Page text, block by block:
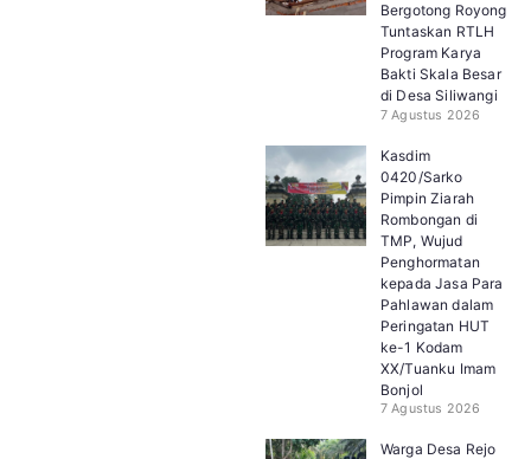
Bergotong Royong
Tuntaskan RTLH
Program Karya
Bakti Skala Besar
di Desa Siliwangi
7 Agustus 2026
Kasdim
0420/Sarko
Pimpin Ziarah
Rombongan di
TMP, Wujud
Penghormatan
kepada Jasa Para
Pahlawan dalam
Peringatan HUT
ke-1 Kodam
XX/Tuanku Imam
Bonjol
7 Agustus 2026
Warga Desa Rejo